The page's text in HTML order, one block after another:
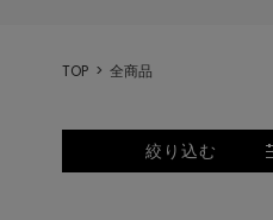
TOP 全商品
絞り込む